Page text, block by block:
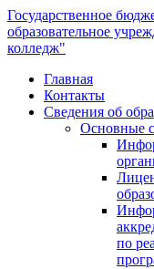
Государственное
образовательное
колледж"
Главная
Контакты
Сведения об
Основные
по